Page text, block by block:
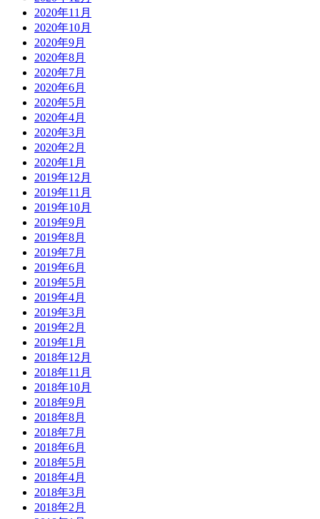
2020年11月
2020年10月
2020年9月
2020年8月
2020年7月
2020年6月
2020年5月
2020年4月
2020年3月
2020年2月
2020年1月
2019年12月
2019年11月
2019年10月
2019年9月
2019年8月
2019年7月
2019年6月
2019年5月
2019年4月
2019年3月
2019年2月
2019年1月
2018年12月
2018年11月
2018年10月
2018年9月
2018年8月
2018年7月
2018年6月
2018年5月
2018年4月
2018年3月
2018年2月